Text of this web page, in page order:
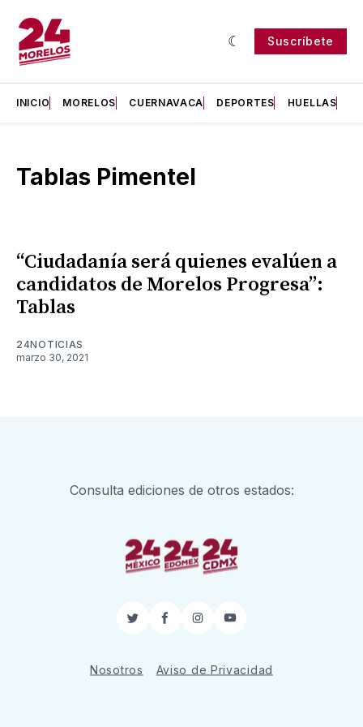
Suscríbete
INICIO MORELOS CUERNAVACA DEPORTES HUELLAS
Tablas Pimentel
“Ciudadanía será quienes evalúen a
candidatos de Morelos Progresa”:
Tablas
24NOTICIAS
marzo 30, 2021
Consulta ediciones de otros estados:
TwitterFacebook
InstagramYouTube
Nosotros Aviso de Privacidad